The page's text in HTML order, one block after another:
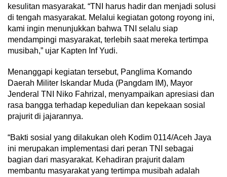
kesulitan masyarakat. “TNI harus hadir dan menjadi solusi
di tengah masyarakat. Melalui kegiatan gotong royong ini,
kami ingin menunjukkan bahwa TNI selalu siap
mendampingi masyarakat, terlebih saat mereka tertimpa
musibah,” ujar Kapten Inf Yudi.
Menanggapi kegiatan tersebut, Panglima Komando
Daerah Militer Iskandar Muda (Pangdam IM), Mayor
Jenderal TNI Niko Fahrizal, menyampaikan apresiasi dan
rasa bangga terhadap kepedulian dan kepekaan sosial
prajurit di jajarannya.
“Bakti sosial yang dilakukan oleh Kodim 0114/Aceh Jaya
ini merupakan implementasi dari peran TNI sebagai
bagian dari masyarakat. Kehadiran prajurit dalam
membantu masyarakat yang tertimpa musibah adalah